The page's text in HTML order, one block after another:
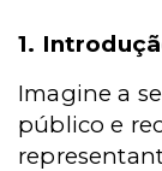
1.
Imagine a
público e